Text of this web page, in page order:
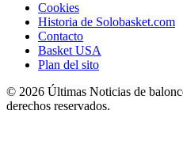
Cookies
Historia de Solobasket.com
Contacto
Basket USA
Plan del sito
© 2026 Últimas Noticias de
derechos reservados.